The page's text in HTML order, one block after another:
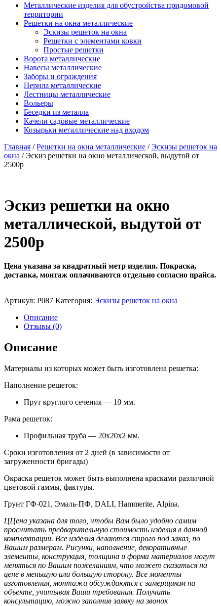
Металлические изделия для обустройства придомовой
территории
Решетки на окна металлические
Эскизы решеток на окна
Решетки с элементами ковки
Простые решетки
Ворота металлические
Навесы металлические
Заборы и ограждения
Перила металлические
Лестницы металлические
Вольеры
Беседки из металла
Качели садовые металлические
Козырьки металлические над входом
Главная /Решетки на окна металлические /Эскизы решеток на
окна / Эскиз решетки на окно металлической, выдутой от
2500р
Эскиз решетки на окно
металлической, выдутой от
2500р
Цена указана за квадратный метр изделия. Покраска,
доставка, монтаж оплачиваются отдельно согласно прайса.
Артикул: Р087 Категория: Эскизы решеток на окна
Описание
Отзывы (0)
Описание
Материалы из которых может быть изготовлена решетка:
Наполнение решеток:
Прут круглого сечения — 10 мм.
Рама решеток:
Профильная труба — 20х20х2 мм.
Сроки изготовления от 2 дней (в зависимости от
загруженности бригады)
Окраска решеток может быть выполнена красками различной
цветовой гаммы, фактуры.
Грунт ГФ-021, Эмаль-ПФ, DALI, Hammerite, Alpina.
ЦЦена указана для того, чтобы Вам было удобно самим
просчитать предварительную стоимость изделия в данной
комплектации. Все изделия делаются строго под заказ, по
Вашим размерам. Рисунки, наполнение, декоративные
элементы, конструкция, толщина и форма материалов могут
меняться по Вашим пожеланиям, что может сказаться на
цене в меньшую или большую сторону. Все моменты
изготовления, монтажа обсуждаются с замерщиком на
объекте, учитывая Ваши требования. Получить
консультацию, можно заполнив заявку на звонок